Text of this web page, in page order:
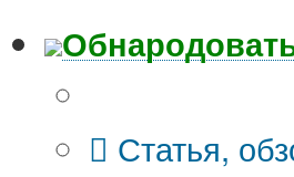
Статья,